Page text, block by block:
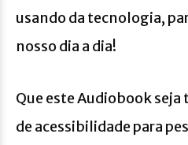
usando da tecnologia,
nosso dia a dia!
Que este Audiobook
de acessibilidade para